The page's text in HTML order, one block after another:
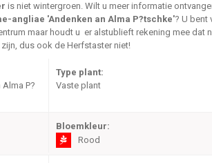
is niet wintergroen. Wilt u meer informatie
angliae 'Andenken an Alma P?tschke'? U bent
maar houdt u er alstublieft rekening mee dat
dus ook de Herfstaster niet!
P?
Type plant:
Vaste plant
Bloemkleur:
Rood